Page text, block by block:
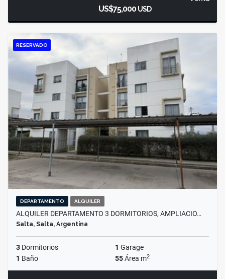
US$75,000USD
RESERVADO
DEPARTAMENTO ALQUILER
ALQUILER DEPARTAMENTO 3 DORMITORIOS, AMPLIACIO…
Salta, Salta, Argentina
3 Dormitorios 1 Garage
1 Baño 55Área m2